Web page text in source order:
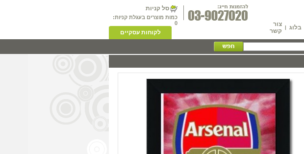
בלוג | צור
קשר
סל קניות
כמות מוצרים בעגלת קניות:
0
לקוחות עסקיים